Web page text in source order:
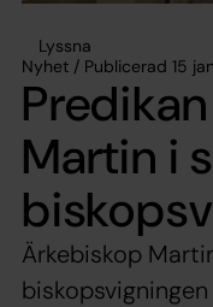
Lyssna
Nyhet / Publicerad 15
Martin i
Ärkebiskop